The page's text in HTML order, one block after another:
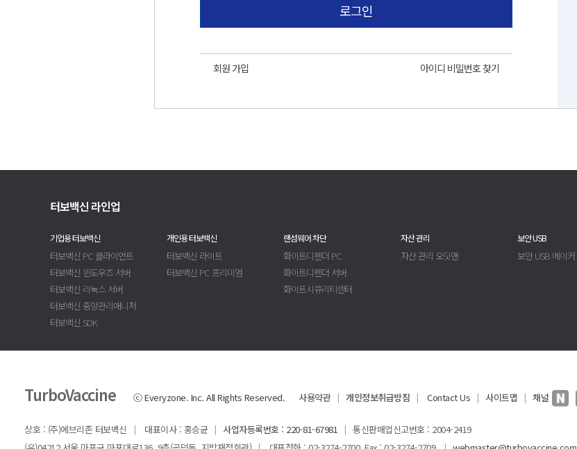
로그인
회원 가입 아이디 비밀번호 찾기
터보백신 라인업
기업용 터보백신
터보백신 PC 클라이언트
터보백신 윈도우즈 서버
터보백신 리눅스 서버
터보백신 중앙관리매니저
터보백신 SDK
개인용 터보백신
터보백신 라이트
터보백신 PC 프리미엄
랜섬웨어 차단
화이트디펜더 PC
화이트디펜더 서버
화이트시큐리티센터
자산 관리
자산 관리 오딧맨
보안 USB
보안 USB 메이커
TurboVaccine ⓒ Everyzone. Inc. All Rights Reserved. 사용약관 | 개인정보취급방침 | Contact Us | 사이트맵 | 채널
상호 : (주)에브리존 터보백신 | 대표이사 : 홍승균 | 사업자등록번호 : 220-81-67981 | 통신판매업신고번호 : 2004-2419